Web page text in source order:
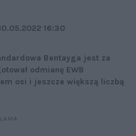
16:30
Bentayga jest za
odmianę EWB
osi i jeszcze większą liczbą